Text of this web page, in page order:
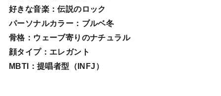
好きな音楽：伝説のロック
パーソナルカラー：ブルベ冬
骨格：ウェーブ寄りのナチュラル
顔タイプ：エレガン ト
MBTI：提唱者型（INFJ）